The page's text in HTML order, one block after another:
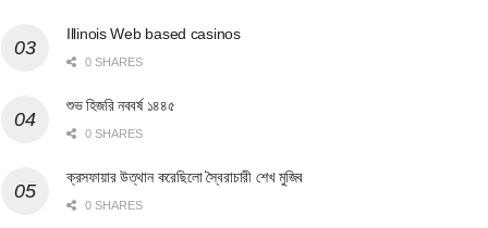
Illinois Web based casinos
0 SHARES
শুভ হিজরি নববর্ষ ১৪৪৫
0 SHARES
ক্রসফায়ার উত্থান করেছিলো স্বৈরাচারী শেখ মুজিব
0 SHARES